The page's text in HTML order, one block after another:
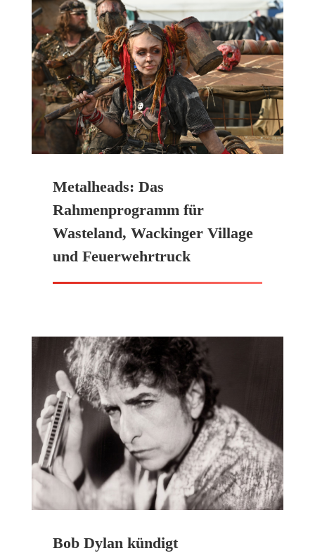
Metalheads: Das
Rahmenprogramm für
Wasteland, Wackinger Village
und Feuerwehrtruck
Bob Dylan kündigt